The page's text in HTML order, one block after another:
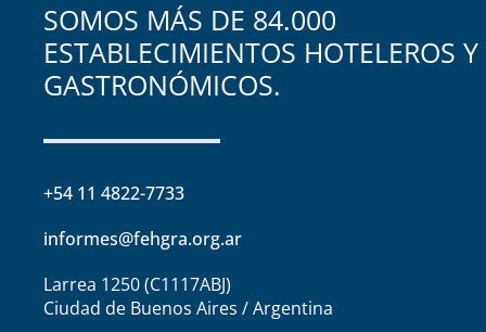
SOMOS MÁS DE 84.000
ESTABLECIMIENTOS HOTELEROS Y
GASTRONÓMICOS.
+54 11 4822-7733
informes@fehgra.org.ar
Larrea 1250 (C1117ABJ)
Ciudad de Buenos Aires / Argentina